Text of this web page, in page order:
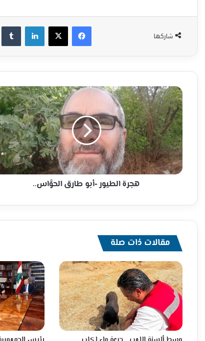
شاركها
فيسبوك‫X لينكدإن
هجرة
الطيور
-أبو
طارق
الحوَّاس..
هجرة الطيور -أبو طارق الحوَّاس..
مقالات ذات صلة